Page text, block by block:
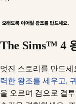
오래도록 이어질 왕조를 만드세요.
The Sims™ 4
멋진 스토리를 만드세
력한 왕조를 세우고,
을 오르며 검으로 결